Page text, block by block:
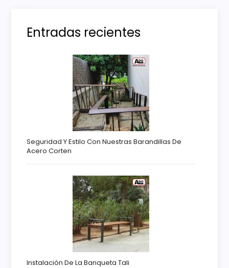
Entradas recientes
Seguridad Y Estilo Con Nuestras Barandillas De
Acero Corten
Instalación De La Banqueta Tali